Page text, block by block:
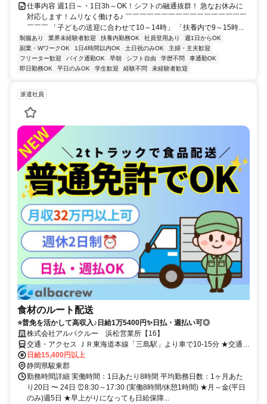
仕事内容 週1日～・1日3h～OK！シフトの融通抜群！ 急なお休みに
対応します！ムリなく働ける♪ ￣￣￣￣￣￣￣￣￣￣￣￣￣￣￣￣￣
￣￣￣ 「子どもの送迎に合わせて10～14時」 「扶養内で9～15時...
制服あり 業界未経験者歓迎 扶養内勤務OK 社員登用あり
週1日からOK
副業・WワークOK
1日4時間以内OK 土日祝のみOK
主婦・主夫歓迎
フリーター歓迎
バイク通勤OK 早朝 シフト自由 学歴不問
車通勤OK
即日勤務OK
平日のみOK 学生歓迎 経験不問 未経験者歓迎
派遣社員
食材のルート配送
⭐普免を活かして高収入♪日給1万5400円✨日払・週払い可◎
株式会社アルバクルー 浜松営業所【16】
交通・アクセス ＪＲ東海道本線「三島駅」より車で10-15分 ★交通費
支給 ★車通勤OK(無料駐車場あり)
日給15,400円以上
静岡県駿東郡
勤務時間詳細 実働時間：1日あたり8時間 平均勤務日数：1ヶ月あた
り20日 〜 24日 ⏰8:30～17:30 (実働8時間/休憩1時間) ★月～金(平日
のみ)週5日 ★早上がりになっても日給保障...